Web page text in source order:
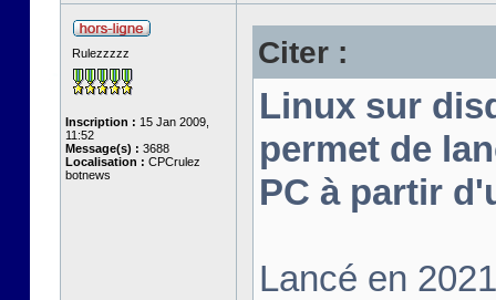
Rulezzzzz
Inscription : 15 Jan 2009,
11:52
Message(s) : 3688
Localisation : CPCrulez
botnews
Citer :
Linux sur
permet de
PC à partir
Lancé en